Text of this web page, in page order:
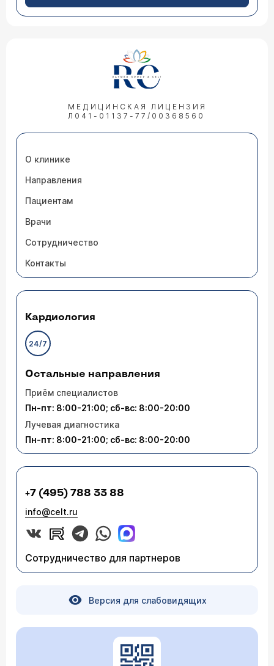
МЕДИЦИНСКАЯ ЛИЦЕНЗИЯ
Л041-01137-77/00368560
О клинике
Направления
Пациентам
Врачи
Сотрудничество
Контакты
Кардиология
24/7
Остальные направления
Приём специалистов
Пн-пт: 8:00-21:00; сб-вс: 8:00-20:00
Лучевая диагностика
Пн-пт: 8:00-21:00; сб-вс: 8:00-20:00
+7 (495) 788 33 88
info@celt.ru
Сотрудничество для партнеров
Версия для слабовидящих